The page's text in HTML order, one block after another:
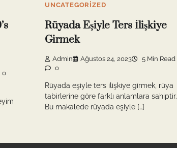
0
UNCATEGORIZED
Rüyada Eşiyle Ters İlişkiye
Girmek
Admin Ağustos 24, 2023
5 Min Read
0
Rüyada eşiyle ters ilişkiye girmek, rüya
tabirlerine göre farklı anlamlara sahiptir.
Bu makalede rüyada eşiyle […]